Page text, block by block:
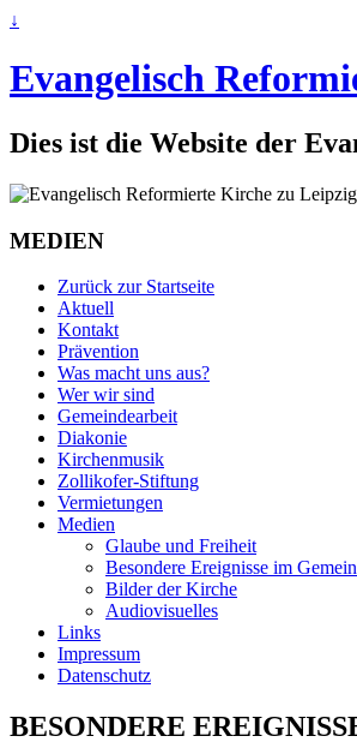
↓
Evangelisch
Dies ist die Website der
MEDIEN
Zurück zur Startseite
Aktuell
Kontakt
Prävention
Was macht uns aus?
Wer wir sind
Gemeindearbeit
Diakonie
Kirchenmusik
Zollikofer-Stiftung
Vermietungen
Medien
Glaube und Freiheit
Besondere Ereignisse im
Bilder der Kirche
Audiovisuelles
Links
Impressum
Datenschutz
BESONDERE